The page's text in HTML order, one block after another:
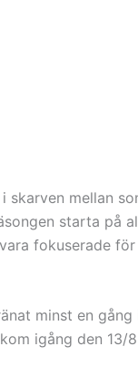
mellan
starta på
fokuserade
minst en
igång den 13/